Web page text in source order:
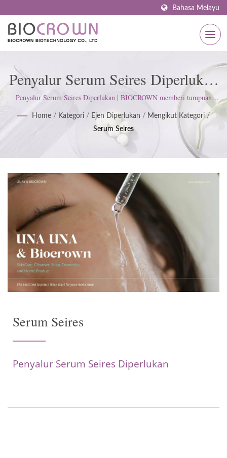
Bahasa Melayu
Penyalur Serum Seires Diperlukan
| Pengilang Penjagaan Kulit
Bertauliah ISO & GMP Sejak
1977 | BIOCROWN
Penyalur Serum Seires Diperlukan | BIOCROWN memberi tumpuan
kepada pembangunan produk penjagaan kulit. Kami mengikuti ISO22716
dan Amalan Pengilangan Baik (GMP); mengekalkan sikap tegas untuk
memenuhi jangkaan pelanggan.
Home / Kategori / Ejen Diperlukan / Mengikut Kategori /
Serum Seires
Serum Seires
Penyalur Serum Seires Diperlukan